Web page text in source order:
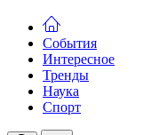
События
Интересное
Тренды
Наука
Спорт